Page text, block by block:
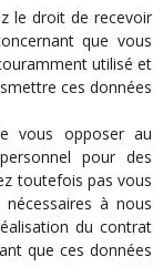
le droit de recevoir
que vous
utilisé et
ces données
vous opposer au
pour des
toutefois pas vous
à nous
du contrat
que ces données